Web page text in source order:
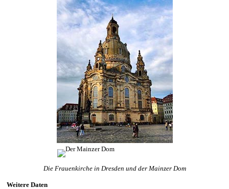
Die Frauenkirche in Dresden und der Mainzer Dom
Weitere Daten